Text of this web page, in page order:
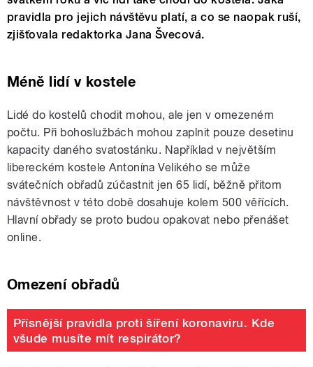
pravidla pro jejich návštěvu platí, a co se naopak ruší,
zjišťovala redaktorka Jana Švecová.
Méně lidí v kostele
Lidé do kostelů chodit mohou, ale jen v omezeném
počtu. Při bohoslužbách mohou zaplnit pouze desetinu
kapacity daného svatostánku. Například v největším
libereckém kostele Antonína Velikého se může
svátečních obřadů zúčastnit jen 65 lidí, běžně přitom
návštěvnost v této době dosahuje kolem 500 věřících.
Hlavní obřady se proto budou opakovat nebo přenášet
online.
Omezení obřadů
Přísnější pravidla proti šíření koronaviru. Kde
všude musíte mít respirátor?